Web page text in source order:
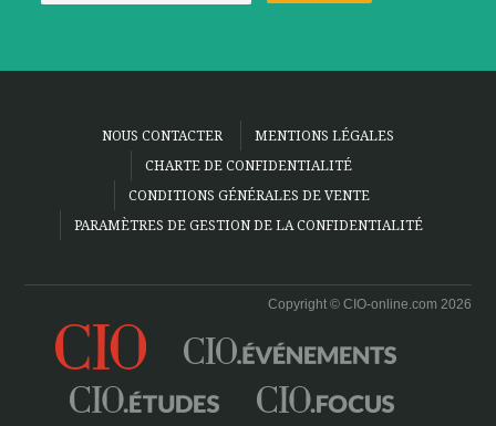
NOUS CONTACTER
MENTIONS LÉGALES
CHARTE DE CONFIDENTIALITÉ
CONDITIONS GÉNÉRALES DE VENTE
PARAMÈTRES DE GESTION DE LA CONFIDENTIALITÉ
Copyright © CIO-online.com 2026